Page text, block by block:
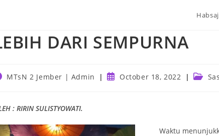
DARI SEMPURNA
MTsN 2 Jember | Admin
PostOctober 18, 2022
Post
: RIRIN SULISTYOWATI.
Waktu menunjukkan